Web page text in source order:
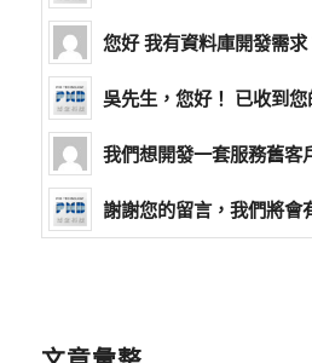
您好 我有資料庫開發需
吳先生，您好！ 已收到
我們想開發一套服務舊客
謝謝您的留言，我們將